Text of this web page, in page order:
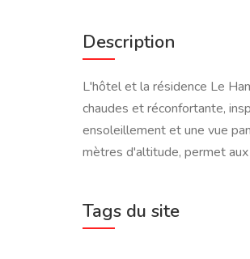
Description
L'hôtel et la résidence Le
chaudes et réconfortante,
ensoleillement et une vue
mètres d'altitude, permet
Tags du site